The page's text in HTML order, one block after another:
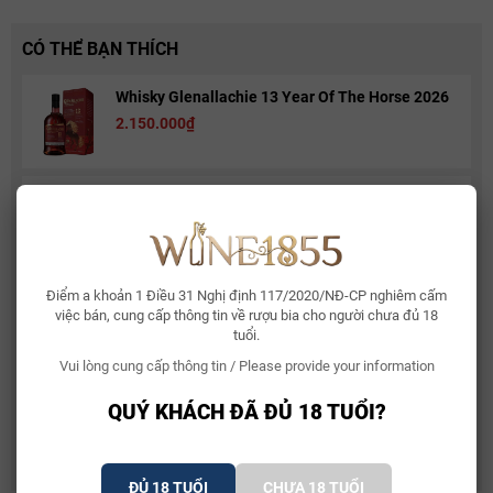
Điểm a khoản 1 Điều 31 Nghị định 117/2020/NĐ-CP nghiêm cấm
việc bán, cung cấp thông tin về rượu bia cho người chưa đủ 18
tuổi.
Vui lòng cung cấp thông tin / Please provide your information
QUÝ KHÁCH ĐÃ ĐỦ 18 TUỔI?
ĐỦ 18 TUỔI CHƯA 18 TUỔI
Nghệ thuật pha trộn làm nên hương vị của Champagne
Henriot Brut Souverain
Dòng Champagne này được pha trộn với tỉ lệ 66% nho Grand Cru,
mẻ cho chất lượng cao thu mua từ các ruộng xung quanh
CÓ THỂ BẠN THÍCH
Whisky Glenallachie 13 Year Of The Horse 2026
2.150.000₫
Rượu Vang Sủi Gemma Di Luna Moscato Vino
Spumante
581.000₫
Rượu Vang Ý Terre Di Mario 17%
490.000₫